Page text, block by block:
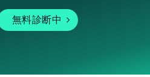
無料診断中